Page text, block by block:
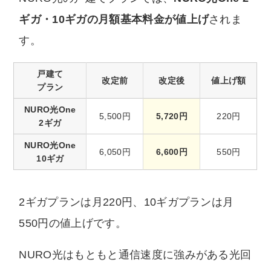
ギガ・10ギガの月額基本料金が値上げされま
す。
戸建て
プラン
改定前 改定後 値上げ額
NURO光One
2ギガ
5,500円 5,720円 220円
NURO光One
10ギガ
6,050円 6,600円 550円
2ギガプランは月220円、10ギガプランは月
550円の値上げです。
NURO光はもともと通信速度に強みがある光回